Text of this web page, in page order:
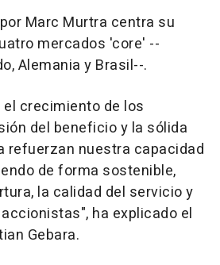
Marc Murtra centra su
mercados 'core' --
Alemania y Brasil--.
crecimiento de los
del beneficio y la sólida
refuerzan nuestra capacidad
de forma sostenible,
la calidad del servicio y
ha explicado el
Gebara.